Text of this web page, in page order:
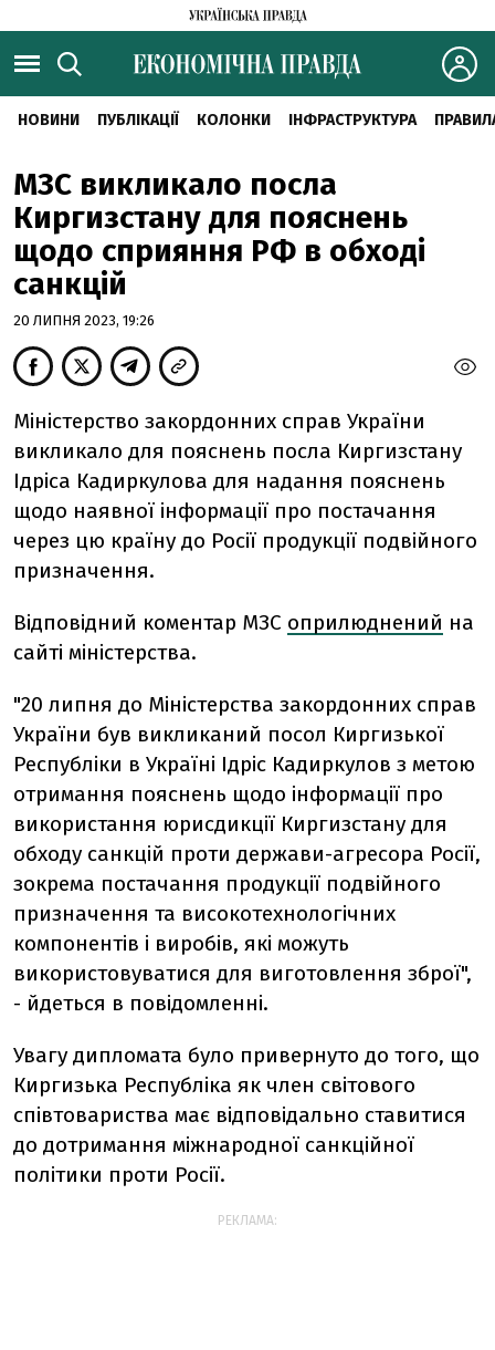
НОВИНИ ПУБЛІКАЦІЇ КОЛОНКИ ІНФРАСТРУКТУРА
МЗС викликало посла
Киргизстану для пояснень
щодо сприяння РФ в обході
санкцій
20 ЛИПНЯ 2023, 19:26
Міністерство закордонних справ України
викликало для пояснень посла Киргизстану
Ідріса Кадиркулова для надання пояснень
щодо наявної інформації про постачання
через цю країну до Росії продукції подвійного
призначення.
Відповідний коментар МЗС оприлюднений на
сайті міністерства.
"20 липня до Міністерства закордонних справ
України був викликаний посол Киргизької
Республіки в Україні Ідріс Кадиркулов з метою
отримання пояснень щодо інформації про
використання юрисдикції Киргизстану для
обходу санкцій проти держави-агресора Росії,
зокрема постачання продукції подвійного
призначення та високотехнологічних
компонентів і виробів, які можуть
використовуватися для виготовлення зброї",
- йдеться в повідомленні.
Увагу дипломата було привернуто до того, що
Киргизька Республіка як член світового
співтовариства має відповідально ставитися
до дотримання міжнародної санкційної
політики проти Росії.
РЕКЛАМА: